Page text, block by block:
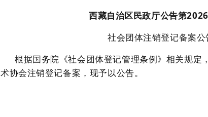
西藏自治区民政厅公告第
社会团体注销登记备案公
根据国务院 《社会团体登记管理条例》 相关规定，
术协会注销登记备案 ， 现予以公告。